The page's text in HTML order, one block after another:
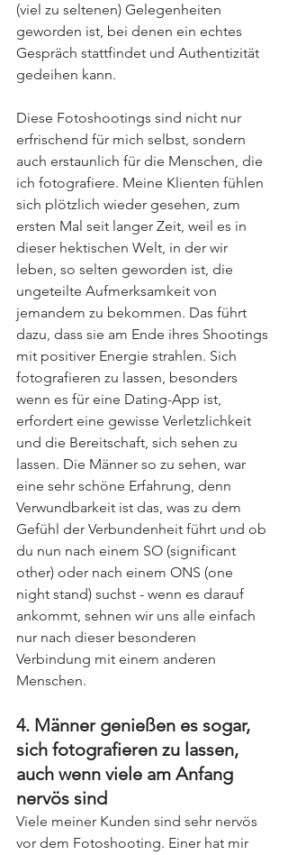
(viel zu seltenen) Gelegenheiten
geworden ist, bei denen ein echtes
Gespräch stattfindet und Authentizität
gedeihen kann.
Diese Fotoshootings sind nicht nur
erfrischend für mich selbst, sondern
auch erstaunlich für die Menschen, die
ich fotografiere. Meine Klienten fühlen
sich plötzlich wieder gesehen, zum
ersten Mal seit langer Zeit, weil es in
dieser hektischen Welt, in der wir
leben, so selten geworden ist, die
ungeteilte Aufmerksamkeit von
jemandem zu bekommen. Das führt
dazu, dass sie am Ende ihres Shootings
mit positiver Energie strahlen. Sich
fotografieren zu lassen, besonders
wenn es für eine Dating-App ist,
erfordert eine gewisse Verletzlichkeit
und die Bereitschaft, sich sehen zu
lassen. Die Männer so zu sehen, war
eine sehr schöne Erfahrung, denn
Verwundbarkeit ist das, was zu dem
Gefühl der Verbundenheit führt und ob
du nun nach einem SO (significant
other) oder nach einem ONS (one
night stand) suchst - wenn es darauf
ankommt, sehnen wir uns alle einfach
nur nach dieser besonderen
Verbindung mit einem anderen
Menschen.
4. Männer genießen es sogar,
sich fotografieren zu lassen,
auch wenn viele am Anfang
nervös sind
Viele meiner Kunden sind sehr nervös
vor dem Fotoshooting. Einer hat mir